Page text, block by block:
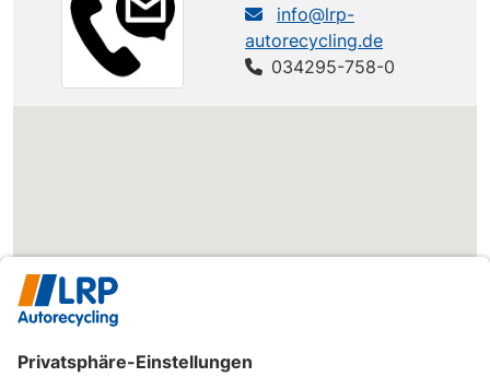
info@lrp-
autorecycling.de
034295-758-0